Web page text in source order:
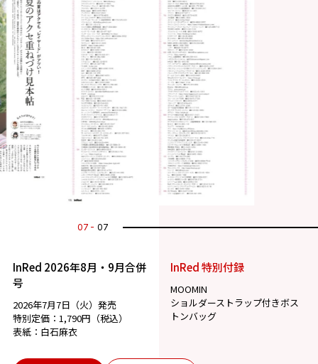
07 07
InRed 2026年8月・9月合併
号
2026年7月7日（火）発売
特別定価：1,790円（税込）
表紙：白石麻衣
InRed 特別付録
MOOMIN
ショルダーストラップ付きボス
トンバッグ